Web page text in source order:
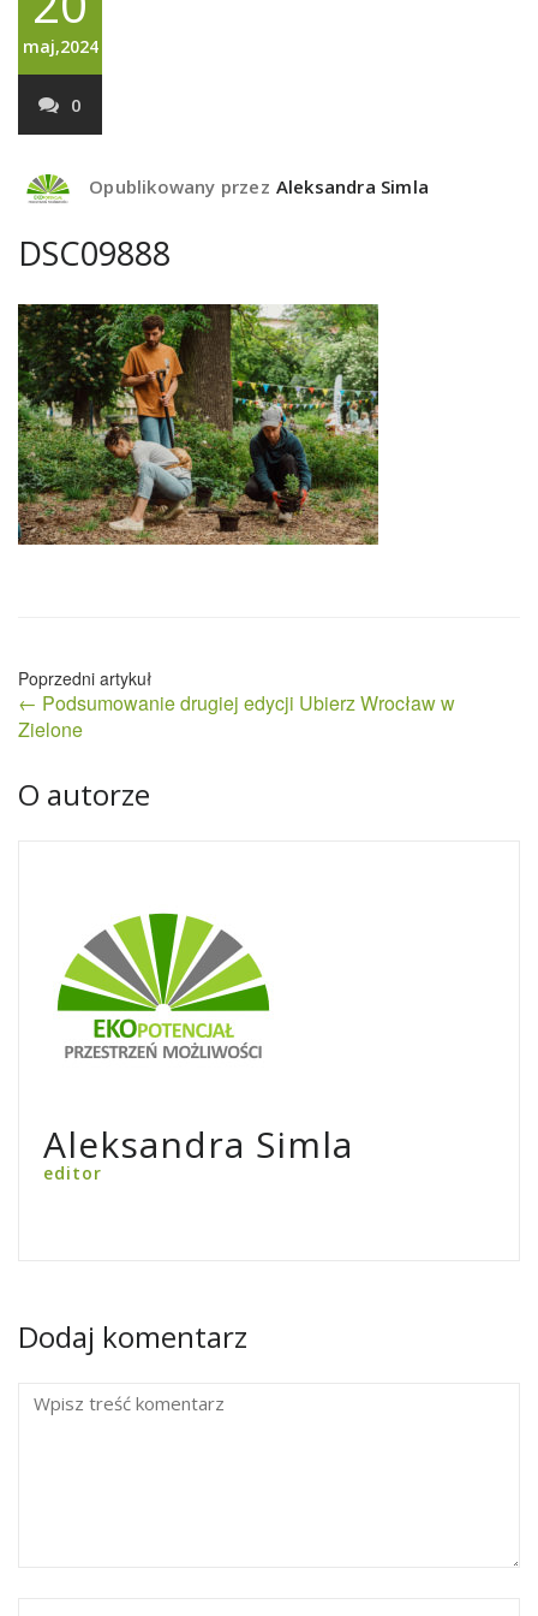
maj,2024
0
Opublikowany przez Aleksandra Simla
DSC09888
Nawigacja
wpisu
← Podsumowanie drugiej edycji Ubierz Wrocław w
Zielone
O autorze
Aleksandra Simla
editor
Dodaj komentarz